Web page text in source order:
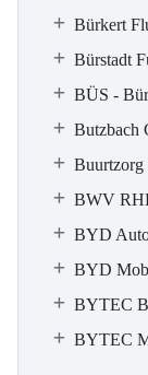
Bürkert
Bürstadt
BÜS -
Butzbach
Buurtzorg
BWV
BYD
BYD
BYTEC
BYTEC